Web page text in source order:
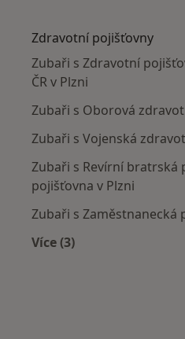
Zdravotní pojišťovny
Zubaři s Zdravotní
ČR v Plzni
Zubaři s Oborová
Zubaři s Vojenská
Zubaři s Revírní bratrská
pojišťovna v Plzni
Zubaři s Zaměstnanecká
Více (3)